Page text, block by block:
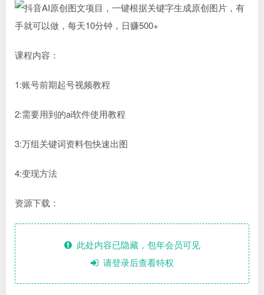
课程内容：
1:账号前期起号视频教程
2:需要用到的ai软件使用教程
3:万组关键词资料包快速出图
4:变现方法
资源下载：
此处内容已隐藏，包年会员可见
请登录后查看特权